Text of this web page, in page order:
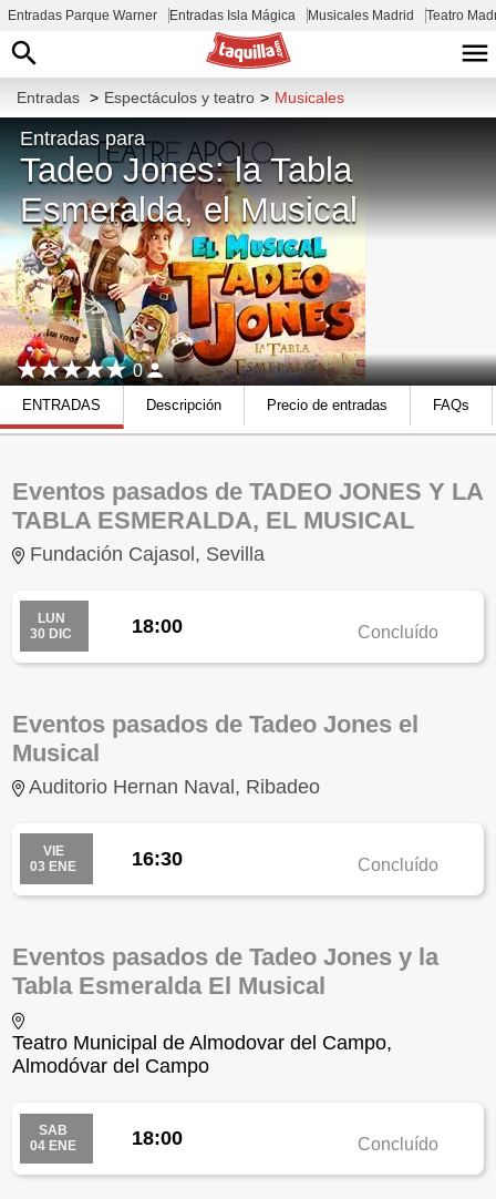
Entradas Parque Warner Entradas Isla Mágica Musicales Madrid Teatro
Entradas > Espectáculos y teatro > Musicales
Entradas para
Tadeo Jones: la Tabla
Esmeralda, el Musical
0
ENTRADAS Descripción Precio de entradas FAQs
Eventos pasados de TADEO JONES Y LA
TABLA ESMERALDA, EL MUSICAL
Fundación Cajasol, Sevilla
LUN
30 DIC
18:00 Concluído
Eventos pasados de Tadeo Jones el
Musical
Auditorio Hernan Naval, Ribadeo
VIE
03 ENE
16:30 Concluído
Eventos pasados de Tadeo Jones y la
Tabla Esmeralda El Musical
Teatro Municipal de Almodovar del Campo,
Almodóvar del Campo
SAB
04 ENE
18:00 Concluído